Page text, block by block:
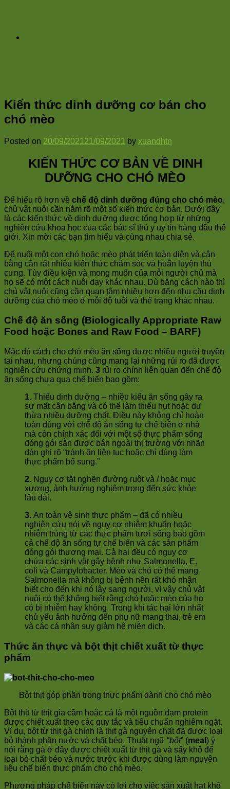
Kiến thức dinh dưỡng cơ bản cho
chó mèo
Posted on 20/09/2021 21/09/2021 by xuandhtn
KIẾN THỨC CƠ BẢN VỀ DINH
DƯỠNG CHO CHÓ MÈO
Để hiểu rõ hơn về chế độ dinh dưỡng đúng cho chó mèo,
chủ vật nuôi cần nắm rõ một số kiến thức cơ bản. Dưới đây
là các kiến thức về dinh dưỡng được tổng hợp từ những
nghiên cứu khoa học của các bác sĩ thú y uy tín hàng đầu thế
giới. Xin mời các bạn tìm hiểu và cùng nhau chia sẻ.
Để nuôi một con chó hoặc mèo phát triển toàn diện và cân
bằng cần rất nhiều kiến thức chăm sóc và huấn luyện thú
cưng. Tùy điều kiện và mong muốn của mỗi người chủ mà
họ sẽ có một cách nuôi dạy khác nhau. Dù bằng cách nào thì
chủ vật nuôi cũng cần quan tâm nhiều hơn đến nhu cầu dinh
dưỡng của chó mèo ở mỗi độ tuổi và thể trạng khác nhau.
Chế độ ăn sống (Biologically Appropriate Raw
Food hoặc Bones and Raw Food – BARF)
Mặc dù cách cho chó mèo ăn sống được nhiều người truyền
tai nhau, nhưng chúng cũng mang lại những rủi ro đã được
nghiên cứu chứng minh. 3 rủi ro chính liên quan đến chế độ
ăn sống chưa qua chế biến bao gồm:
1. Thiếu dinh dưỡng – nhiều kiểu ăn sống gây ra
sự mất cân bằng và có thể làm thiếu hụt hoặc dư
thừa nhiều dưỡng chất. Điều này không chỉ hoàn
toàn đúng với chế độ ăn sống tự chế biến ở nhà
mà còn chính xác đối với một số thực phẩm sống
đóng gói sẵn được bán ngoài thị trường với nhãn
dán ghi rõ “tránh ăn liên tục hoặc chỉ dùng làm
thực phẩm bổ sung.”
2. Nguy cơ tắt nghẽn đường ruột và / hoặc mục
xương, ảnh hưởng nghiêm trọng đến sức khỏe
lâu dài.
3. An toàn vệ sinh thực phẩm – đã có nhiều
nghiên cứu nói về nguy cơ nhiễm khuẩn hoặc
nhiễm trùng từ các thực phẩm tươi sống bao gồm
cả chế độ ăn sống tự chế biến và các sản phẩm
đóng gói thương mại. Cả hai đều có nguy cơ
chứa các sinh vật gây bệnh như Salmonella, E.
coli và Campylobacter. Mèo và chó có thể mang
Salmonella mà không bị bệnh nên rất khó nhận
biết cho đến khi nó lây sang người, vì vậy chủ vật
nuôi có thể không biết rằng chó hoặc mèo của họ
có bị nhiễm hay không. Trong khi tác hại lớn nhất
chủ yếu ảnh hưởng đến phụ nữ mang thai, trẻ em
và các cá nhân suy giảm hệ miễn dịch.
Thức ăn thực và bột thịt chiết xuất từ thực
phẩm
Bột thịt góp phần trong thực phẩm dành cho chó mèo
Bột thịt từ thịt gia cầm hoặc cá là một nguồn đạm protein
được chiết xuất theo các quy tắc và tiêu chuẩn nghiêm ngặt.
Ví dụ, bột từ thịt gà chính là thịt gà nguyên chất đã được loại
bỏ thành phần nước và chất béo. Thuật ngữ “bột” (meal ) ý
nói rằng gà ở đây được chiết xuất từ thịt gà và sấy khô để
loại bỏ chất béo và nước trước khi được dùng làm nguyên
liệu chế biến thực phẩm cho chó mèo.
Phương pháp chế biến này có lợi cho việc sản xuất hạt khô